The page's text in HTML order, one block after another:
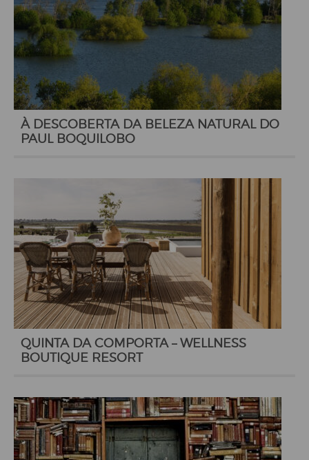
À DESCOBERTA DA BELEZA NATURAL DO
PAUL BOQUILOBO
QUINTA DA COMPORTA – WELLNESS
BOUTIQUE RESORT